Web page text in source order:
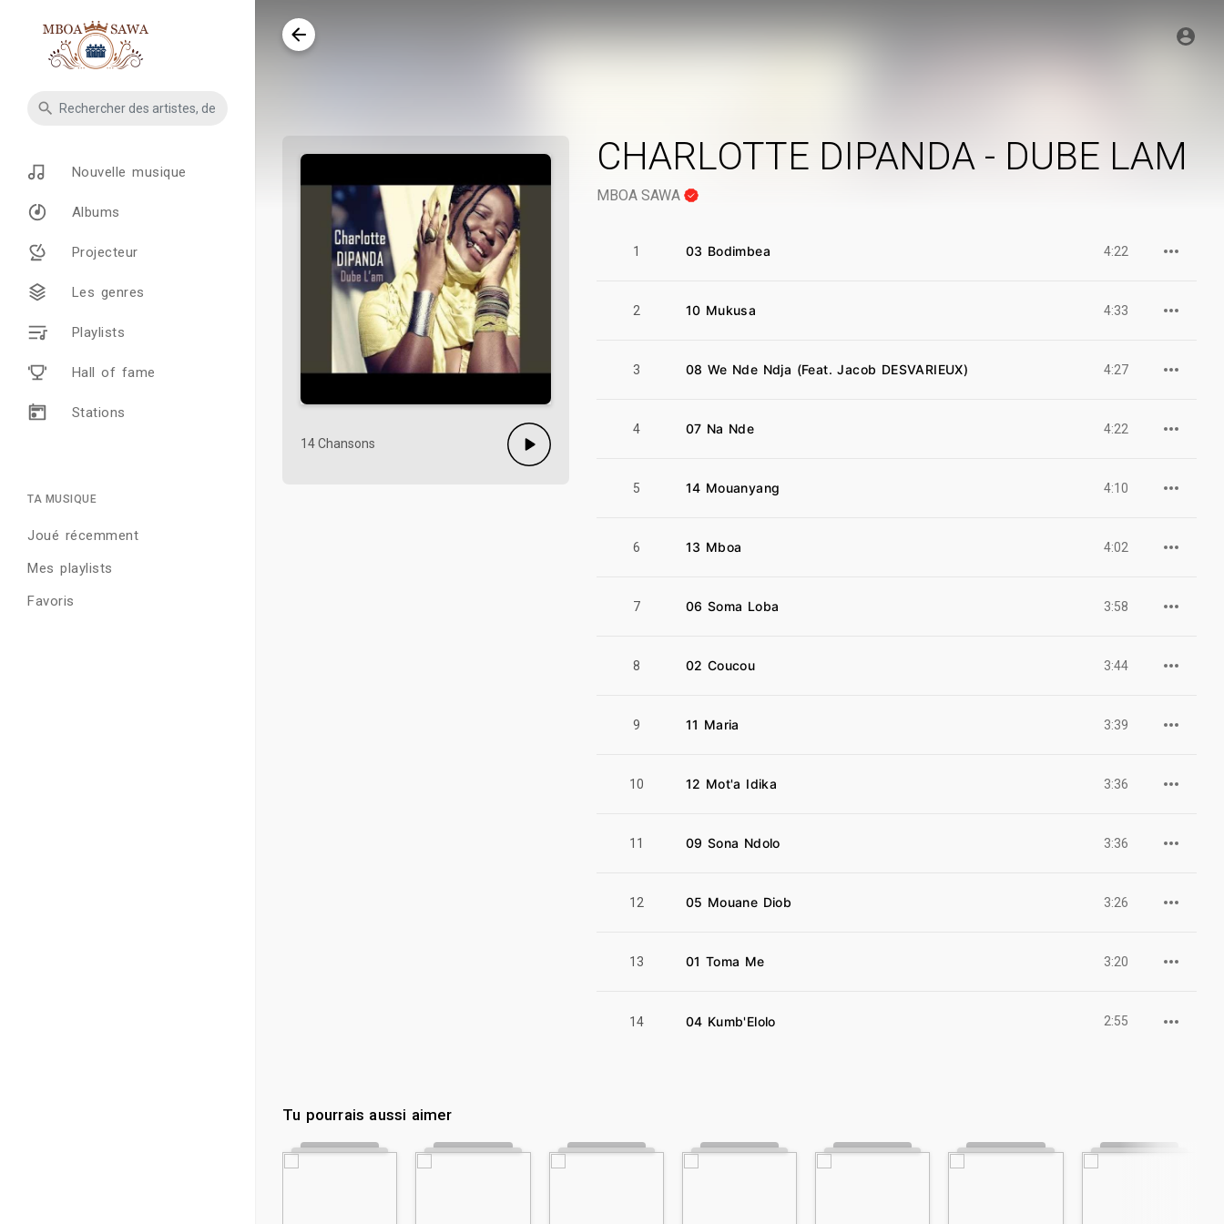
Nouvelle musique
Albums
Projecteur
Les genres
Playlists
Hall of fame
Stations
TA MUSIQUE
Joué récemment
Mes playlists
Favoris
14 Chansons
CHARLOTTE DIPANDA - DUBE LAM
MBOA SAWA
1 03 Bodimbea 4:22
2 10 Mukusa 4:33
3 08 We Nde Ndja (Feat. Jacob DESVARIEUX) 4:27
4 07 Na Nde 4:22
5 14 Mouanyang 4:10
6 13 Mboa 4:02
7 06 Soma Loba 3:58
8 02 Coucou 3:44
9 11 Maria 3:39
10 12 Mot'a Idika 3:36
11 09 Sona Ndolo 3:36
12 05 Mouane Diob 3:26
13 01 Toma Me 3:20
14 04 Kumb'Elolo 2:55
Tu pourrais aussi aimer